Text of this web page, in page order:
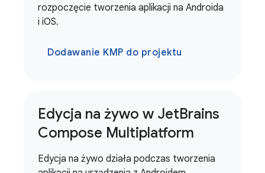
rozpoczęcie tworzenia aplikacji na Androida
i iOS.
Dodawanie KMP do projektu
Edycja na żywo w JetBrains
Compose Multiplatform
Edycja na żywo działa podczas tworzenia